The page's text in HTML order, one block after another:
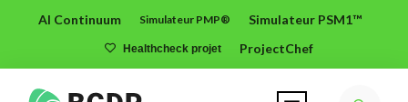
AI Continuum Simulateur PMP® Simulateur PSM1™
Healthcheck projet ProjectChef